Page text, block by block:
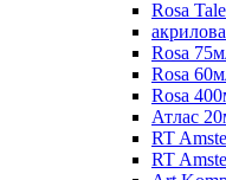
Rosa
Rosa
Rosa
Rosa
Атлас
RT
RT